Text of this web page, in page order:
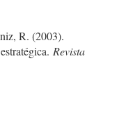
R. (2003).
Revista